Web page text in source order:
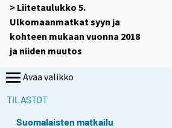
> Liitetaulukko 5.
Ulkomaanmatkat syyn ja
kohteen mukaan vuonna 2018
ja niiden muutos
Avaa valikko
TILASTOT
Suomalaisten matkailu